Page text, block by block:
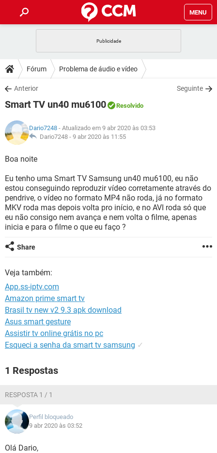
MENU
CELULAR FACEBOOK
OUTLOOK
INSTAGRAM GMAIL
GUIA DE COMPRAS
DICAS
JOGOS WHATSAPP
INSTAGRAM GMAIL
GUIA DE COMPRAS
DOWNLOADS
JOGOS WHATSAPP
CELULAR
OUTLOOK EXCEL
INSTAGRAM
JOGOS WHATSAPP
CELULAR
OUTLOOK
INSTAGRAM GMAIL
GUIA DE COMPRAS
GLOSSÁRIO
OUTLOOK EXCEL
INSTAGRAM GMAIL
GUIA DE COMPRAS
Fórum Problema de áudio e vídeo
Anterior Seguinte
Smart TV un40 mu6100 Resolvido
Dario7248 - Atualizado em 9 abr 2020 às 03:53
Dario7248 - 9 abr 2020 às 11:55
Boa noite
Eu tenho uma Smart TV Samsung un40 mu6100, eu não
estou conseguindo reproduzir vídeo corretamente através do
pendrive, o vídeo no formato MP4 não roda, já no formato
MKV roda mas depois volta pro início, e no AVI roda só que
eu não consigo nem avança e nem volta o filme, apenas
inicia e para o filme o que eu faço ?
Share
Veja também:
App.ss-iptv.com
Amazon prime smart tv
Brasil tv new v2 9.3 apk download
Asus smart gesture
Assistir tv online grátis no pc
Esqueci a senha da smart tv samsung ✓
1 Respostas
RESPOSTA 1 / 1
Perfil bloqueado
9 abr 2020 às 03:52
Olá Dario,